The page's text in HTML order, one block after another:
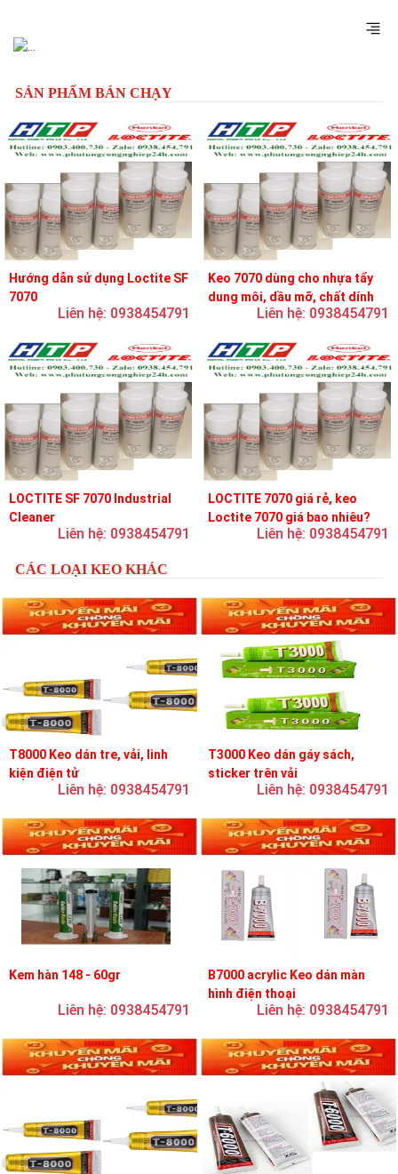
SẢN PHẨM BÁN CHẠY
Hướng dẫn sử dụng Loctite SF
7070
Liên hệ: 0938454791
Keo 7070 dùng cho nhựa tẩy
dung môi, dầu mỡ, chất dính
và chất bôi trơnLiên hệ: 0938454791
LOCTITE SF 7070 Industrial
Cleaner
Liên hệ: 0938454791
LOCTITE 7070 giá rẻ, keo
Loctite 7070 giá bao nhiêu?
Liên hệ: 0938454791
CÁC LOẠI KEO KHÁC
T8000 Keo dán tre, vải, linh
kiện điện tử
Liên hệ: 0938454791
T3000 Keo dán gáy sách,
sticker trên vải
Liên hệ: 0938454791
Kem hàn 148 - 60gr
Liên hệ: 0938454791
B7000 acrylic Keo dán màn
hình điện thoại
Liên hệ: 0938454791